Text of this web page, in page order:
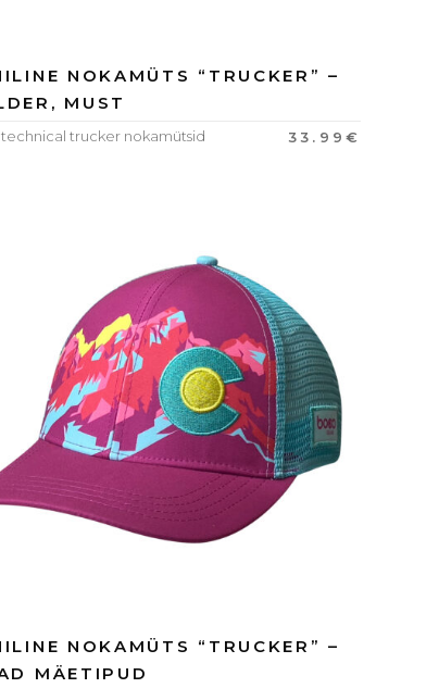
NOKAMÜTS “TRUCKER” –
MUST
33.99 €
technical trucker nokamütsid
NOKAMÜTS “TRUCKER” –
MÄETIPUD